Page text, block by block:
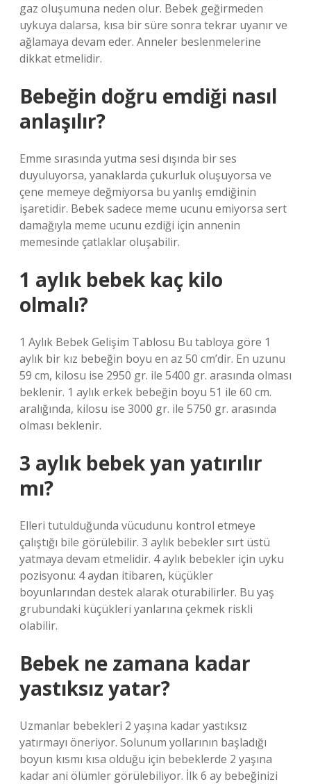
gaz oluşumuna neden olur. Bebek geğirmeden
uykuya dalarsa, kısa bir süre sonra tekrar uyanır ve
ağlamaya devam eder. Anneler beslenmelerine
dikkat etmelidir.
Bebeğin doğru emdiği nasıl
anlaşılır?
Emme sırasında yutma sesi dışında bir ses
duyuluyorsa, yanaklarda çukurluk oluşuyorsa ve
çene memeye değmiyorsa bu yanlış emdiğinin
işaretidir. Bebek sadece meme ucunu emiyorsa sert
damağıyla meme ucunu ezdiği için annenin
memesinde çatlaklar oluşabilir.
1 aylık bebek kaç kilo
olmalı?
1 Aylık Bebek Gelişim Tablosu Bu tabloya göre 1
aylık bir kız bebeğin boyu en az 50 cm’dir. En uzunu
59 cm, kilosu ise 2950 gr. ile 5400 gr. arasında olması
beklenir. 1 aylık erkek bebeğin boyu 51 ile 60 cm.
aralığında, kilosu ise 3000 gr. ile 5750 gr. arasında
olması beklenir.
3 aylık bebek yan yatırılır
mı?
Elleri tutulduğunda vücudunu kontrol etmeye
çalıştığı bile görülebilir. 3 aylık bebekler sırt üstü
yatmaya devam etmelidir. 4 aylık bebekler için uyku
pozisyonu: 4 aydan itibaren, küçükler
boyunlarından destek alarak oturabilirler. Bu yaş
grubundaki küçükleri yanlarına çekmek riskli
olabilir.
Bebek ne zamana kadar
yastıksız yatar?
Uzmanlar bebekleri 2 yaşına kadar yastıksız
yatırmayı öneriyor. Solunum yollarının başladığı
boyun kısmı kısa olduğu için bebeklerde 2 yaşına
kadar ani ölümler görülebiliyor. İlk 6 ay bebeğinizi